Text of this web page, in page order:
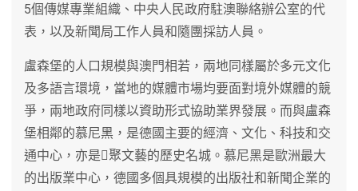
5個傳媒專業組織、中央人民政府駐澳聯絡辦公室的代
表，以及新聞局工作人員和隨團採訪人員。
盧森堡的人口規模與澳門相若，兩地同樣屬於多元文化
及多語言環境，當地的媒體市場均要面對境外媒體的競
爭，兩地政府同樣以資助形式協助業界發展。而與盧森
堡相鄰的慕尼黑，是德國主要的經濟、文化、科技和交
通中心，亦是聚文藝的歷史名城。慕尼黑是歐洲最大
的出版業中心，德國多個具規模的出版社和新聞企業的